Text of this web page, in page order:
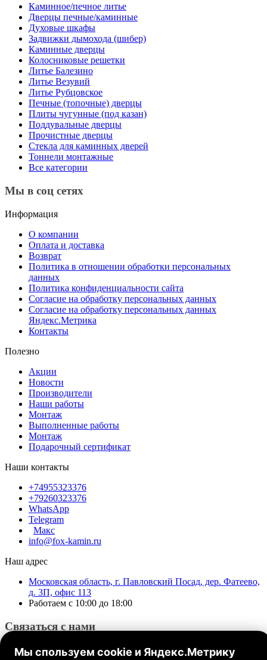
Каминное/печное литье
Дверцы печные/каминные
Духовые шкафы
Задвижки дымохода (шибер)
Каминные дверцы
Колосниковые решетки
Литье Балезино
Литье Везувий
Литье Рубцовское
Печные (топочные) дверцы
Плиты чугунные (под казан)
Поддувальные дверцы
Прочистные дверцы
Стекла для каминных дверей
Тоннели монтажные
Все категории
Мы в соц сетях
Информация
О компании
Оплата и доставка
Возврат
Политика в отношении обработки персональных
данных
Политика конфиденциальности сайта
Согласие на обработку персональных данных
Согласие на обработку персональных данных
Яндекс.Метрика
Контакты
Полезно
Акции
Новости
Производители
Наши работы
Монтаж
Выполненные работы
Монтаж
Подарочный сертификат
Наши контакты
+74955323376
+79260323376
WhatsApp
Telegram
Макс
info@fox-kamin.ru
Наш адрес
Московская область, г. Павловский Посад, дер. Фатеево,
д. 3П, офис 113
Работаем с 10:00 до 18:00
Связаться с нами
Мы спользуем cookie и Яндекс.Метрику